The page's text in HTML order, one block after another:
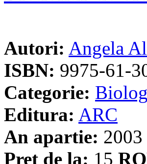
Autori: Angela
ISBN: 9975-61-
Categorie:
Editura: ARC
An apartie: 2003
Pret de la: 15